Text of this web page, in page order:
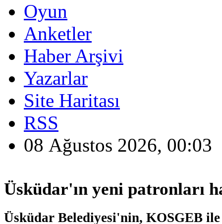
Oyun
Anketler
Haber Arşivi
Yazarlar
Site Haritası
RSS
08 Ağustos 2026, 00:03
Üsküdar'ın yeni patronları
Üsküdar Belediyesi'nin, KOSGEB